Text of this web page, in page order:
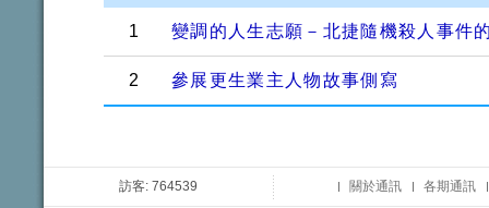
1 變調的人生志願－北捷隨機殺人事件
2 參展更生業主人物故事側寫
訪客: 764539 關於通訊 各期通訊